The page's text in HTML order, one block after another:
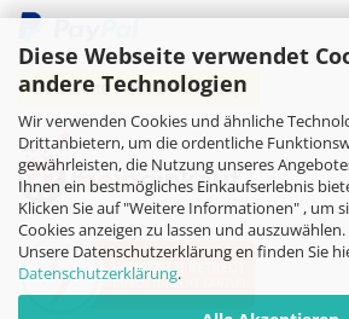
Diese Webseite verwendet
andere Technologien
Wir verwenden Cookies und ähnliche
Drittanbietern, um die ordentliche
gewährleisten, die Nutzung unseres
Ihnen ein bestmögliches Einkaufserlebnis
Klicken Sie auf "Weitere Informationen" , um
Cookies anzeigen zu lassen und auszuwählen.
Unsere Datenschutzerklärung en finden Sie
Datenschutzerklärung.